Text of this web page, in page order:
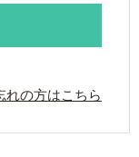
れの方はこちら